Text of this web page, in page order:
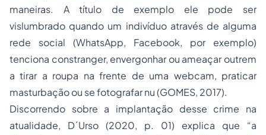
maneiras. A título de exemplo ele pode ser
vislumbrado quando um indivíduo através de alguma
rede social (WhatsApp, Facebook, por exemplo)
tenciona constranger, envergonhar ou ameaçar outrem
a tirar a roupa na frente de uma webcam, praticar
masturbação ou se fotografar nu (GOMES, 2017).
Discorrendo sobre a implantação desse crime na
atualidade, D´Urso (2020, p. 01) explica que “a